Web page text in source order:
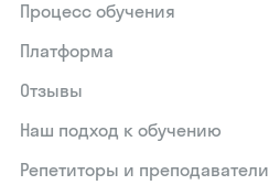
Процесс обучения
Платформа
Отзывы
Наш подход к обучению
Репетиторы и преподаватели